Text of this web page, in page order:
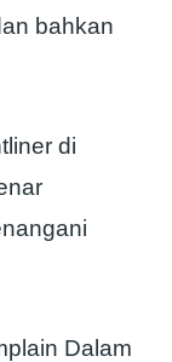
bahkan
di
Dalam